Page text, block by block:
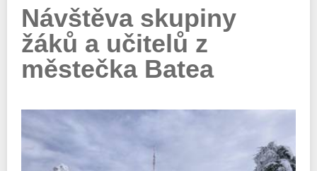
Návštěva skupiny
žáků a učitelů z
městečka Batea